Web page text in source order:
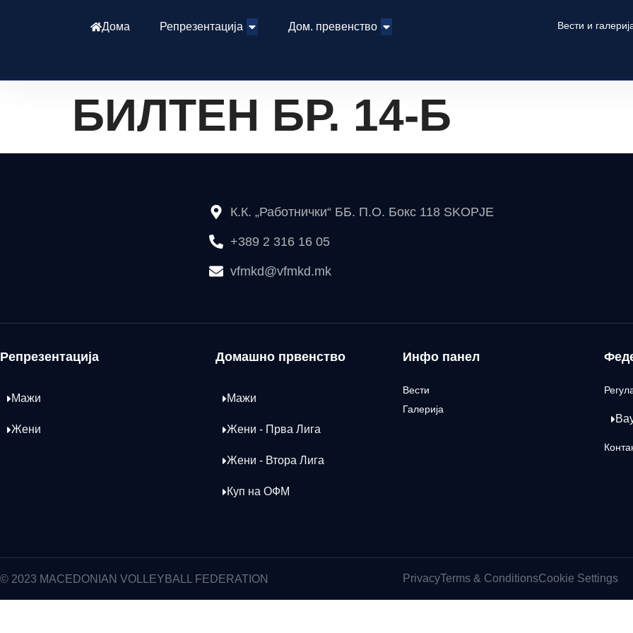
Дома Репрезентација Дом. превенство Вести и
БИЛТЕН БР. 14-Б
К.К. „Работнички“ ББ. П.О. Бокс 118 SKOPJE
+389 2 316 16 05
vfmkd@vfmkd.mk
Репрезентација
Мажи
Жени
Домашно првенство
Мажи
Жени - Прва Лига
Жени - Втора Лига
Куп на ОФМ
Инфо панел
Вести
Галерија
© 2023 MACEDONIAN VOLLEYBALL FEDERATION PrivacyTerms & ConditionsCookie Settings